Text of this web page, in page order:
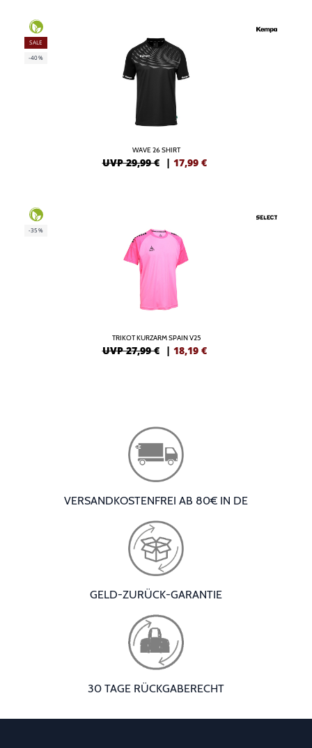
SALE
-40%
WAVE 26 SHIRT
UVP 29,99 € | 17,99 €
-35%
TRIKOT KURZARM SPAIN V25
UVP 27,99 € | 18,19 €
VERSANDKOSTENFREI AB 80€ IN DE
GELD-ZURÜCK-GARANTIE
30 TAGE RÜCKGABERECHT